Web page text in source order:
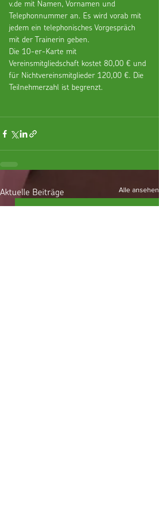
v.de mit Namen, Vornamen und
Telephonnummer an. Es wird vorab mit
jedem ein telephonisches Vorgespräch
mit der Trainerin geben.
Die 10-er-Karte mit
Vereinsmitgliedschaft kostet 80,00 € und
für Nichtvereinsmitglieder 120,00 €. Die
Teilnehmerzahl ist begrenzt.
Aktuelle Beiträge Alle ansehen